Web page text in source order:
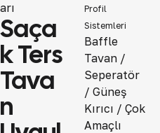
arı
Saça
K Ters
Tava
N
Profil
Sistemleri
View
Baffle
Tavan /
Seperatör
/ Güneş
Kırıcı / Çok
Amaçlı